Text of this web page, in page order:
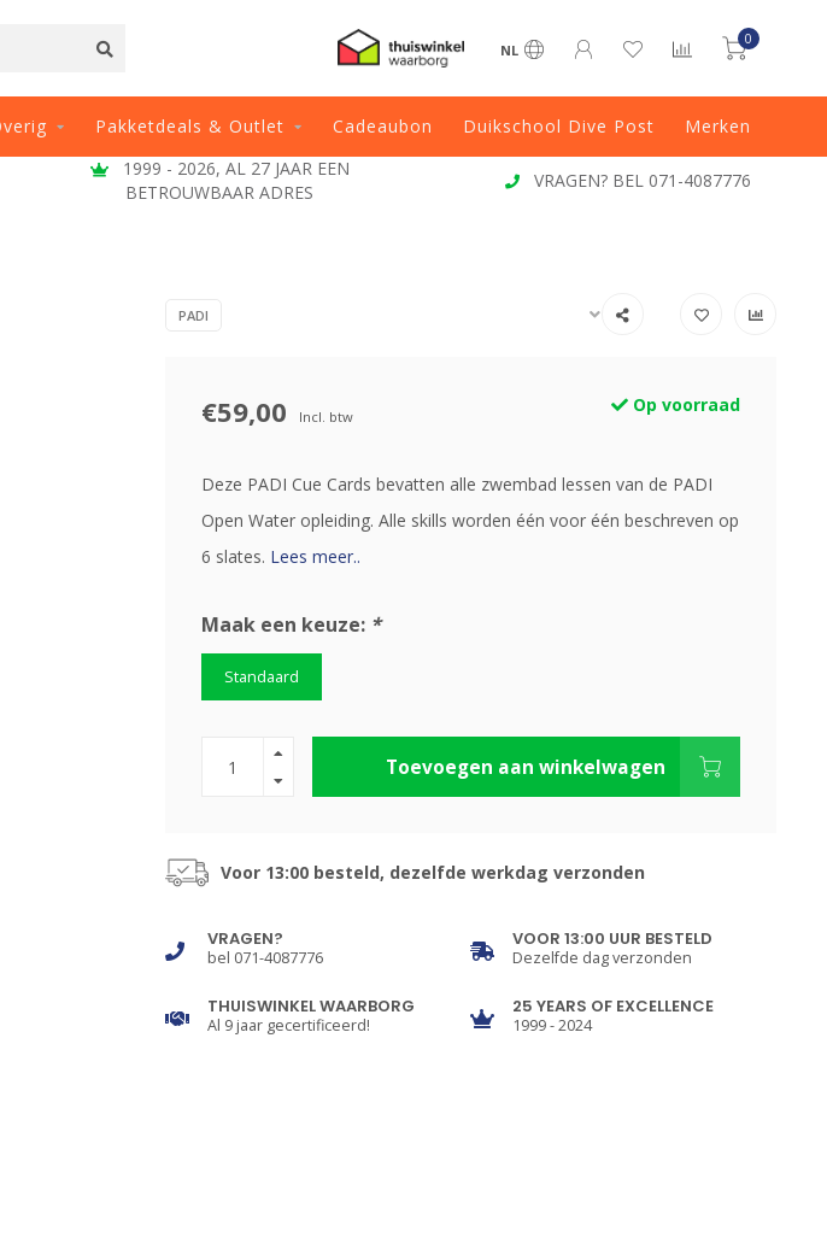
NL
0
Pakketdeals & Outlet Cadeaubon Duikschool Dive Post Merken
1999 - 2026, AL 27 JAAR EEN
BETROUWBAAR ADRES
VRAGEN? BEL 071-4087776
PADI
€59,00 Incl. btw
Op voorraad
Deze PADI Cue Cards bevatten alle zwembad lessen van de PADI
Open Water opleiding. Alle skills worden één voor één beschreven op
6 slates. Lees meer..
Maak een keuze: *
Standaard
Toevoegen aan winkelwagen
Voor 13:00 besteld, dezelfde werkdag verzonden
VRAGEN?
bel 071-4087776
VOOR 13:00 UUR BESTELD
Dezelfde dag verzonden
THUISWINKEL WAARBORG
Al 9 jaar gecertificeerd!
25 YEARS OF EXCELLENCE
1999 - 2024